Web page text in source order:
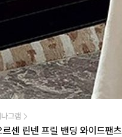
나그램
르센 린넨 프릴 밴딩 와이드팬츠